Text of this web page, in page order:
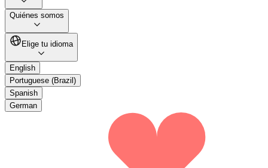
Quiénes somos
Elige tu idioma
English
Portuguese (Brazil)
Spanish
German